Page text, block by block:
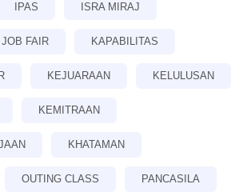
IPAS ISRA MIRAJ
JOB FAIR KAPABILITAS
KEJUARAAN KELULUSAN
KEMITRAAN
KHATAMAN
OUTING CLASS PANCASILA